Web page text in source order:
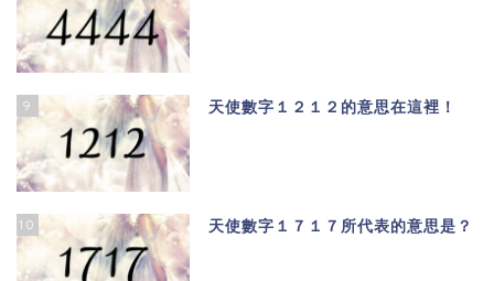
9 天使數字１２１２的意思在這裡！
10 天使數字１７１７所代表的意思是？